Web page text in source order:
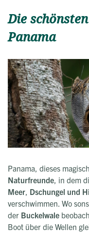
Die
Panama
Panama, dieses
Naturfreunde , in dem
Meer Dschungel und
verschwimmen. Wo
der Buckelwale
Boot über die Wellen